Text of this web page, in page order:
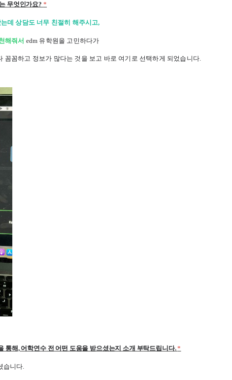
무엇인가요? *
데 상담도 너무 친절히 해주시고,
해줘서 edm 유학원을 고민하다가
꼼꼼하고 정보가 많다는 것을 보고 바로 여기로 선택하게 되었습니다.
통해, 어학연수 전 어떤 도움을 받으셨는지 소개 부탁드립니다.*
습니다.